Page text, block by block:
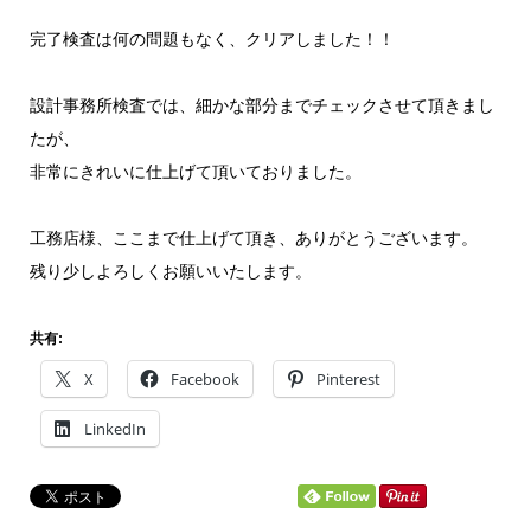
完了検査は何の問題もなく、クリアしました！！
設計事務所検査では、細かな部分までチェックさせて頂きまし
たが、
非常にきれいに仕上げて頂いておりました。
工務店様、ここまで仕上げて頂き、ありがとうございます。
残り少しよろしくお願いいたします。
共有:
X Facebook Pinterest
LinkedIn